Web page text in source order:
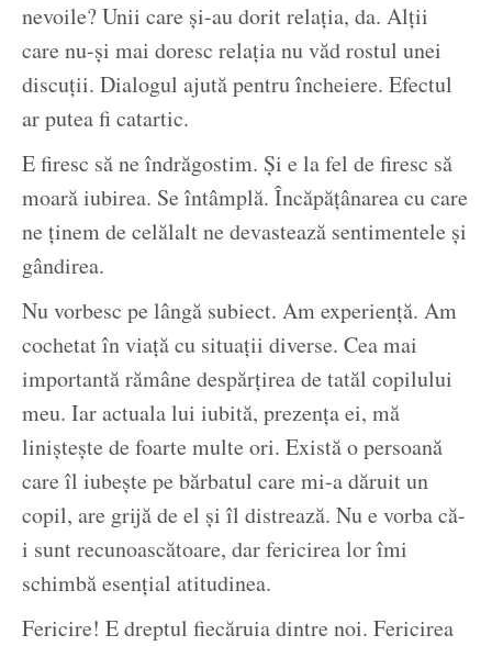
nevoile? Unii care și-au dorit relația, da. Alții
care nu-și mai doresc relația nu văd rostul unei
discuții. Dialogul ajută pentru încheiere. Efectul
ar putea fi catartic.
E firesc să ne îndrăgostim. Și e la fel de firesc să
moară iubirea. Se întâmplă. Încăpățânarea cu care
ne ținem de celălalt ne devastează sentimentele și
gândirea.
Nu vorbesc pe lângă subiect. Am experiență. Am
cochetat în viață cu situații diverse. Cea mai
importantă rămâne despărțirea de tatăl copilului
meu. Iar actuala lui iubită, prezența ei, mă
liniștește de foarte multe ori. Există o persoană
care îl iubește pe bărbatul care mi-a dăruit un
copil, are grijă de el și îl distrează. Nu e vorba că-
i sunt recunoascătoare, dar fericirea lor îmi
schimbă esențial atitudinea.
Fericire! E dreptul fiecăruia dintre noi. Fericirea